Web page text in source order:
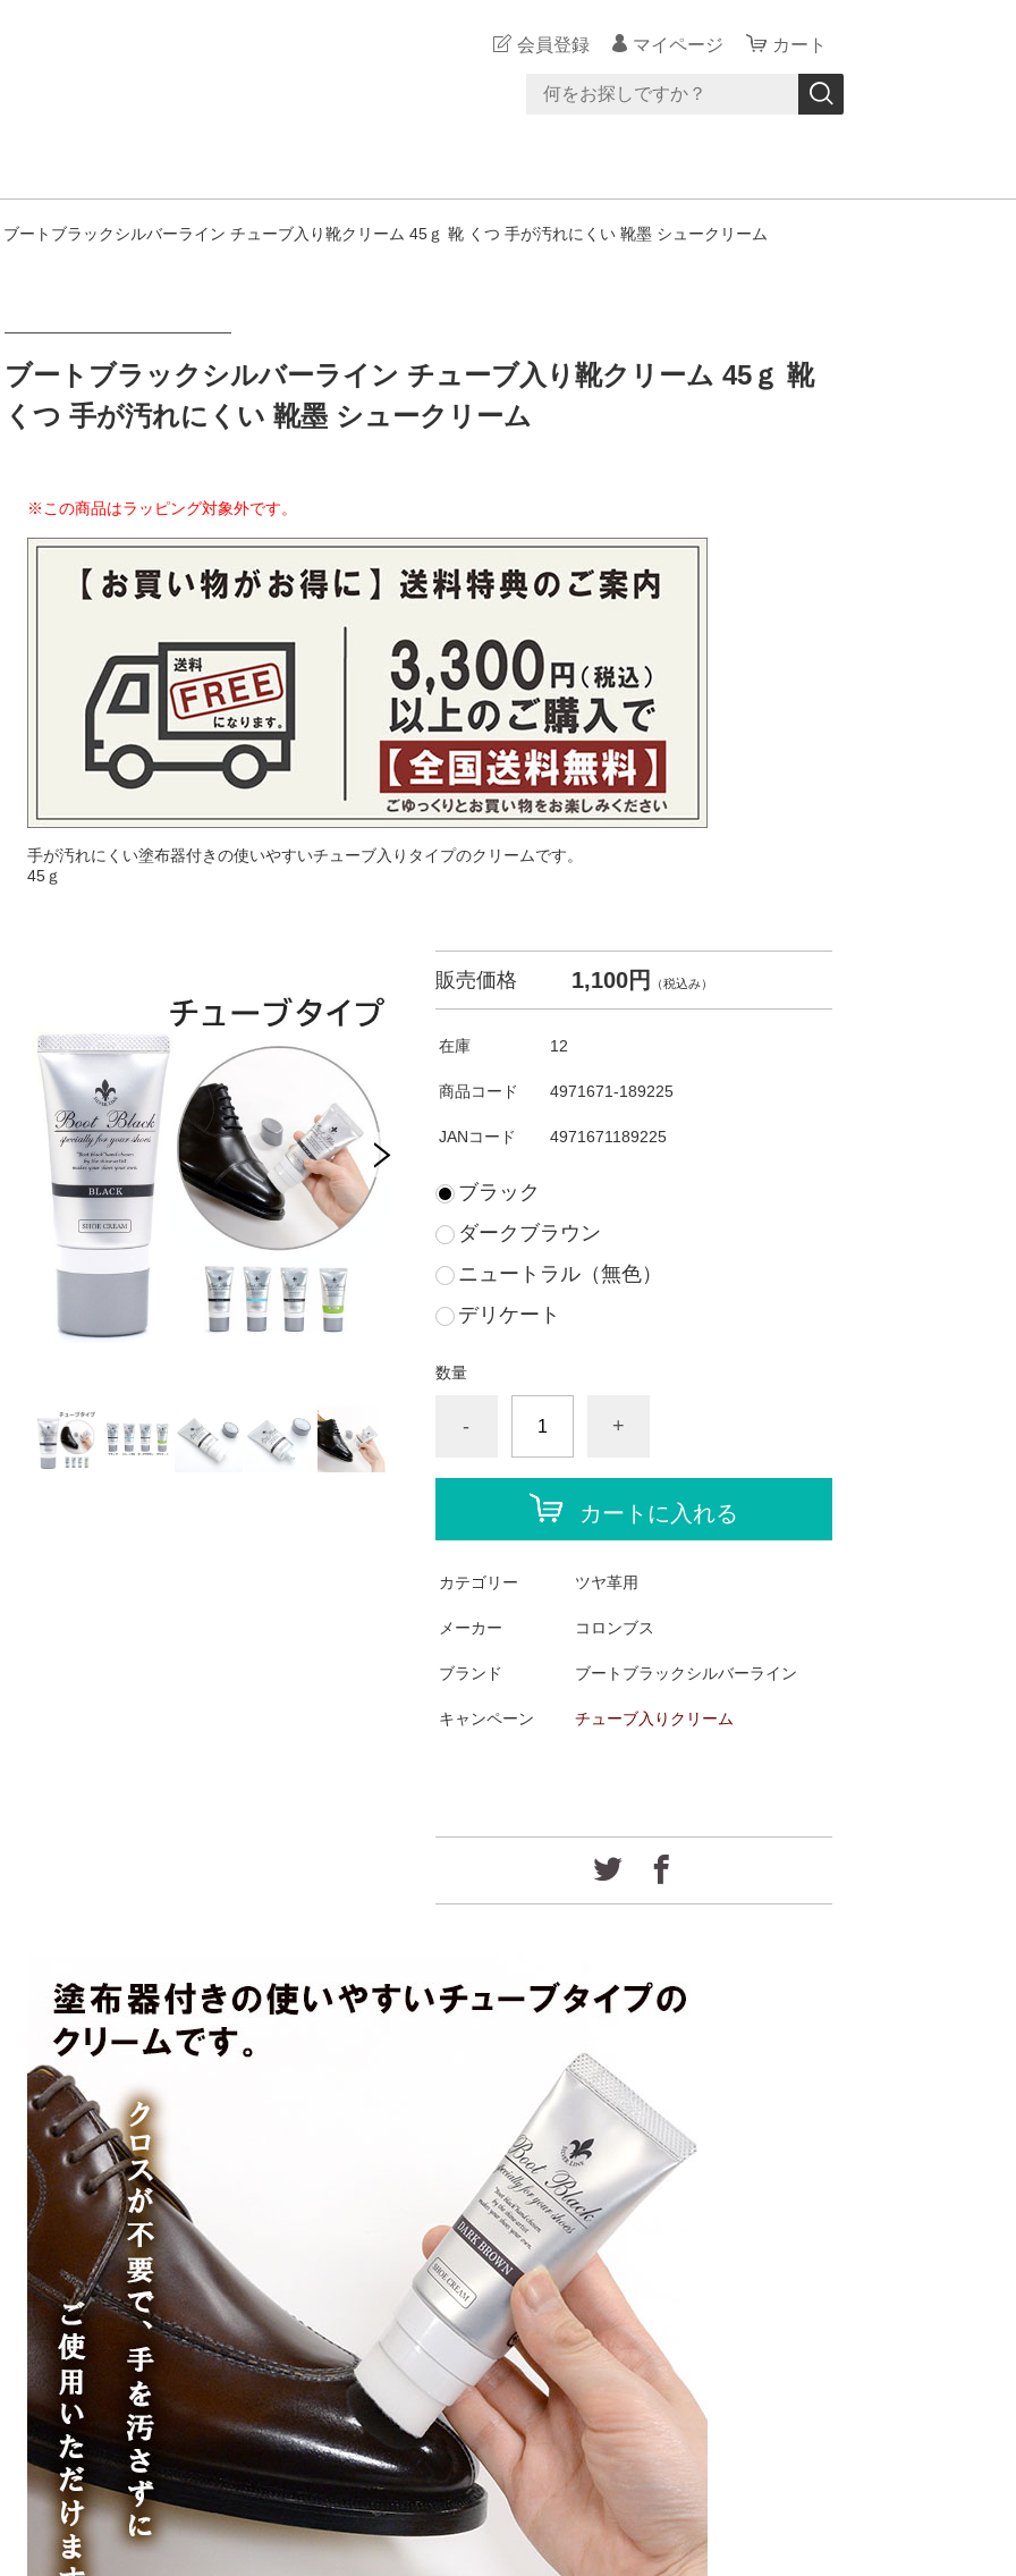
会員登録 マイページ カート
ブートブラックシルバーライン チューブ入り靴クリーム 45ｇ 靴 くつ 手が汚れにくい 靴墨 シュークリーム
ブートブラックシルバーライン チューブ入り靴クリーム 45ｇ 靴
くつ 手が汚れにくい 靴墨 シュークリーム
※この商品はラッピング対象外です。
手が汚れにくい塗布器付きの使いやすいチューブ入りタイプのクリームです。
45ｇ
販売価格 1,100円 （税込み）
在庫 12
商品コード 4971671-189225
JANコード 4971671189225
ブラック
ダークブラウン
ニュートラル（無色）
デリケート
数量
- +
カートに入れる
カテゴリー ツヤ革用
メーカー コロンブス
ブランド ブートブラックシルバーライン
キャンペーン チューブ入りクリーム